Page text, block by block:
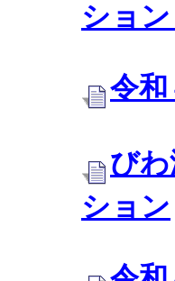
ション
令
び
ション